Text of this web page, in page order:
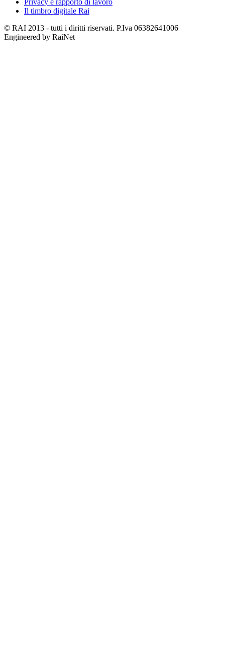
Privacy e rapporto di lavoro
Il timbro digitale Rai
© RAI 2013 - tutti i diritti riservati. P.Iva 06382641006
Engineered by RaiNet